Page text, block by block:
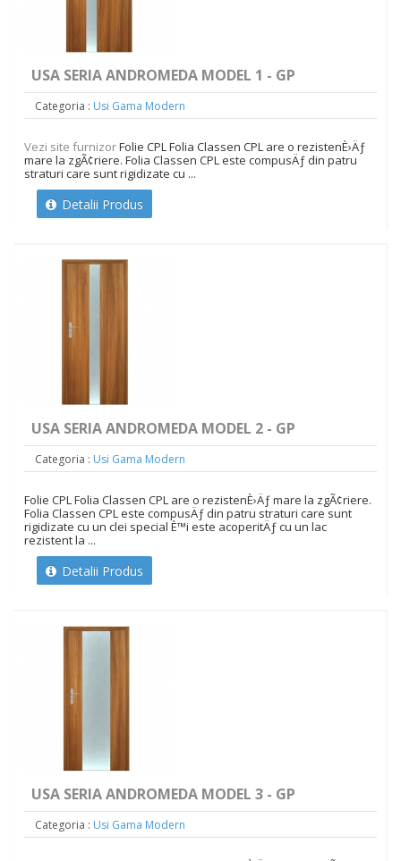
USA SERIA ANDROMEDA MODEL 1 - GP
Categoria : Usi Gama Modern
Vezi site furnizorFolie CPL Folia Classen CPL are o rezistenÈ›Äƒ
mare la zgÃ¢riere. Folia Classen CPL este compusÄƒ din patru
straturi care sunt rigidizate cu ...
Detalii Produs
USA SERIA ANDROMEDA MODEL 2 - GP
Categoria : Usi Gama Modern
Folie CPL Folia Classen CPL are o rezistenÈ›Äƒ mare la zgÃ¢riere.
Folia Classen CPL este compusÄƒ din patru straturi care sunt
rigidizate cu un clei special È™i este acoperitÄƒ cu un lac
rezistent la ...
Detalii Produs
USA SERIA ANDROMEDA MODEL 3 - GP
Categoria : Usi Gama Modern